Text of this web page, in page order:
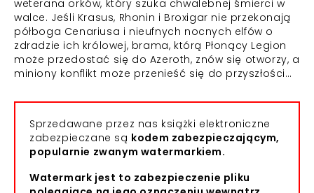
weterana orków, który szuka chwalebnej śmierci w
walce. Jeśli Krasus, Rhonin i Broxigar nie przekonają
półboga Cenariusa i nieufnych nocnych elfów o
zdradzie ich królowej, brama, którą Płonący Legion
może przedostać się do Azeroth, znów się otworzy, a
miniony konflikt może przenieść się do przyszłości…
Sprzedawane przez nas książki elektroniczne
zabezpieczane są kodem zabezpieczającym,
popularnie zwanym watermarkiem.
Watermark jest to zabezpieczenie pliku